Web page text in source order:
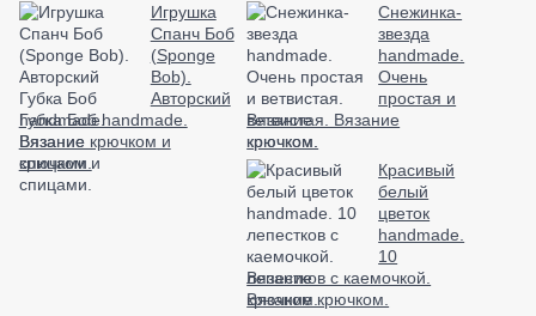
Игрушка
Спанч Боб
(Sponge
Bob).
Авторский
Губка Боб handmade.
Вязание крючком и
спицами.
Снежинка-
звезда
handmade.
Очень
простая и
ветвистая. Вязание
крючком.
Красивый
белый
цветок
handmade.
10
лепестков с каемочкой.
Вязание крючком.